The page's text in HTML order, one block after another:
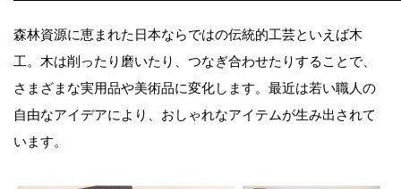
森林資源に恵まれた日本ならではの伝統的工芸といえば木
工。木は削ったり磨いたり、つなぎ合わせたりすることで、
さまざまな実用品や美術品に変化します。最近は若い職人の
自由なアイデアにより、おしゃれなアイテムが生み出されて
います。